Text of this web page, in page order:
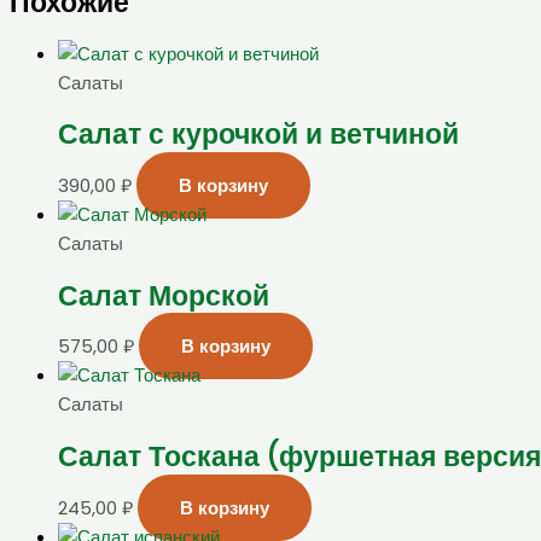
Салаты
Салат с курочкой и ветчиной
390,00 ₽ В корзину
Салаты
Салат Морской
575,00 ₽ В корзину
Салаты
Салат Тоскана (фуршетная
245,00 ₽ В корзину